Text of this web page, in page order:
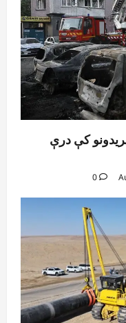
کې درې
0